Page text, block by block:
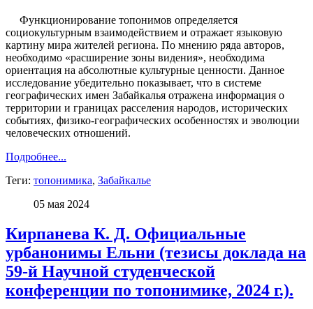
Функционирование топонимов определяется
социокультурным взаимодействием и отражает языковую
картину мира жителей региона. По мнению ряда авторов,
необходимо «расширение зоны видения», необходима
ориентация на абсолютные культурные ценности. Данное
исследование убедительно показывает, что в системе
географических имен Забайкалья отражена информация о
территории и границах расселения народов, исторических
событиях, физико-географических особенностях и эволюции
человеческих отношений.
Подробнее...
Теги: топонимика, Забайкалье
05 мая 2024
Кирпанева К. Д. Официальные
урбанонимы Ельни (тезисы доклада на
59-й Научной студенческой
конференции по топонимике, 2024 г.).